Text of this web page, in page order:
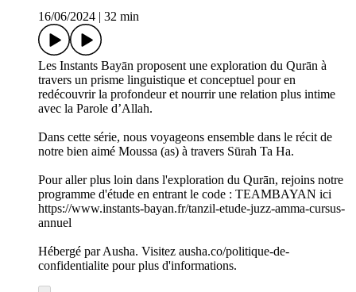
16/06/2024
32 min
Les Instants Bayān proposent une exploration du Qurān à
travers un prisme linguistique et conceptuel pour en
redécouvrir la profondeur et nourrir une relation plus intime
avec la Parole d’Allah.
Dans cette série, nous voyageons ensemble dans le récit de
notre bien aimé Moussa (as) à travers Sūrah Ta Ha.
Pour aller plus loin dans l'exploration du Qurān, rejoins notre
programme d'étude en entrant le code : TEAMBAYAN ici
https://www.instants-bayan.fr/tanzil-etude-juzz-amma-cursus-
annuel
Hébergé par Ausha. Visitez ausha.co/politique-de-
confidentialite pour plus d'informations.